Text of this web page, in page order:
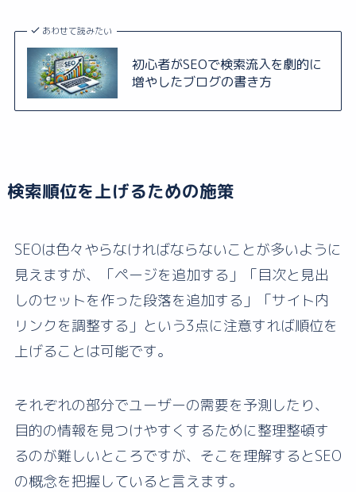
あわせて読みたい
初心者がSEOで検索流入を劇的に
増やしたブログの書き方
検索順位を上げるための施策
SEOは色々やらなければならないことが多いように
見えますが、「ページを追加する」「目次と見出
しのセットを作った段落を追加する」「サイト内
リンクを調整する」という3点に注意すれば順位を
上げることは可能です。
それぞれの部分でユーザーの需要を予測したり、
目的の情報を見つけやすくするために整理整頓す
るのが難しいところですが、そこを理解するとSEO
の概念を把握していると言えます。